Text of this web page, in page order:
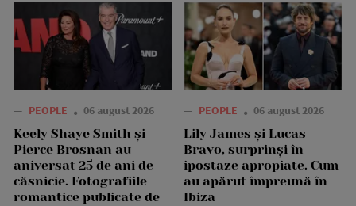
— PEOPLE 06 august 2026
Keely Shaye Smith și
Pierce Brosnan au
aniversat 25 de ani de
căsnicie. Fotografiile
romantice publicate de
— PEOPLE 06 august 2026
Lily James și Lucas
Bravo, surprinși în
ipostaze apropiate. Cum
au apărut împreună în
Ibiza